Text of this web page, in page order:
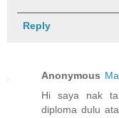
Reply
Anonymous
Hi saya nak
diploma dulu